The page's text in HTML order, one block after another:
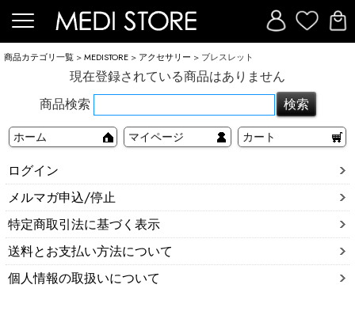
商品カテゴリ一覧 >MEDISTORE > アクセサリー > ブレスレット
現在登録されている商品はありません
商品検索
ホーム マイページ カート
ログイン
メルマガ申込/停止
特定商取引法に基づく表示
送料とお支払い方法について
個人情報の取扱いについて